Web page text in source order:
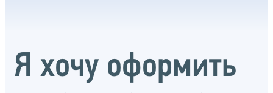
Я хочу оформить